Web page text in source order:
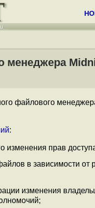
менеджера
файлового
:
изменения прав
в зависимости от
изменения